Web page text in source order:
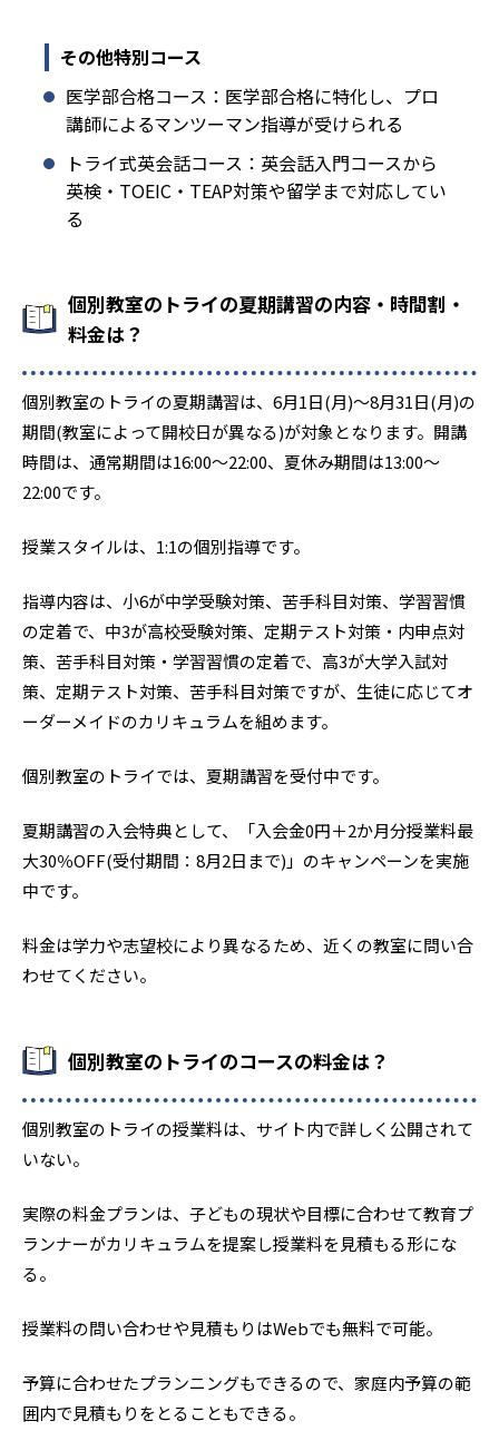
その他特別コース
医学部合格コース：医学部合格に特化し、プロ
講師によるマンツーマン指導が受けられる
トライ式英会話コース：英会話入門コースから
英検・TOEIC・TEAP対策や留学まで対応してい
る
個別教室のトライの夏期講習の内容・時間割・
料金は？
個別教室のトライの夏期講習は、6月1日(月)〜8月31日(月)の
期間(教室によって開校日が異なる)が対象となります。開講
時間は、通常期間は16:00〜22:00、夏休み期間は13:00〜
22:00です。
授業スタイルは、1:1の個別指導です。
指導内容は、小6が中学受験対策、苦手科目対策、学習習慣
の定着で、中3が高校受験対策、定期テスト対策・内申点対
策、苦手科目対策・学習習慣の定着で、高3が大学入試対
策、定期テスト対策、苦手科目対策ですが、生徒に応じてオ
ーダーメイドのカリキュラムを組めます。
個別教室のトライでは、夏期講習を受付中です。
夏期講習の入会特典として、「入会金0円＋2か月分授業料最
大30％OFF(受付期間：8月2日まで)」のキャンペーンを実施
中です。
料金は学力や志望校により異なるため、近くの教室に問い合
わせてください。
個別教室のトライのコースの料金は？
個別教室のトライの授業料は、サイト内で詳しく公開されて
いない。
実際の料金プランは、子どもの現状や目標に合わせて教育プ
ランナーがカリキュラムを提案し授業料を見積もる形にな
る。
授業料の問い合わせや見積もりはWebでも無料で可能。
予算に合わせたプランニングもできるので、家庭内予算の範
囲内で見積もりをとることもできる。